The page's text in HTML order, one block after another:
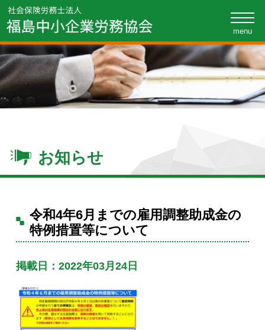
toggle
お知らせ
令和4年6月までの雇用調整助成金の
特例措置等について
掲載日：2022年03月24日